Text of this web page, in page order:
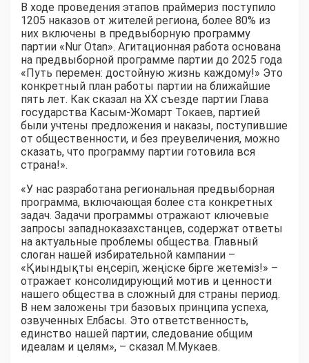
В ходе проведения этапов праймериз поступило
1205 наказов от жителей региона, более 80% из
них включены в предвыборную программу
партии «Nur Otan». Агитационная работа основана
на предвыборной программе партии до 2025 года
«Путь перемен: достойную жизнь каждому!» Это
конкретный план работы партии на ближайшие
пять лет. Как сказал на XX съезде партии Глава
государства Касым-Жомарт Токаев, партией
были учтены предложения и наказы, поступившие
от общественности, и без преувеличения, можно
сказать, что программу партии готовила вся
страна!».
«У нас разработана региональная предвыборная
программа, включающая более ста конкретных
задач. Задачи программы отражают ключевые
запросы западноказахстанцев, содержат ответы
на актуальные проблемы общества. Главный
слоган нашей избирательной кампании –
«Қиындықты еңсеріп, жеңіске бірге жетеміз!» –
отражает консолидирующий мотив и ценности
нашего общества в сложный для страны период.
В нем заложены три базовых принципа успеха,
озвученных Елбасы. Это ответственность,
единство нашей партии, следование общим
идеалам и целям», – сказал М.Мукаев.